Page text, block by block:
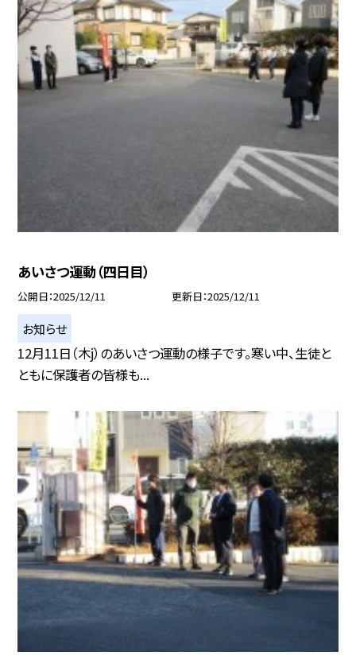
あいさつ運動（四日目）
公開日 2025/12/11 更新日 2025/12/11
お知らせ
12月11日（木j）のあいさつ運動の様子です。寒い中、生徒と
ともに保護者の皆様も...